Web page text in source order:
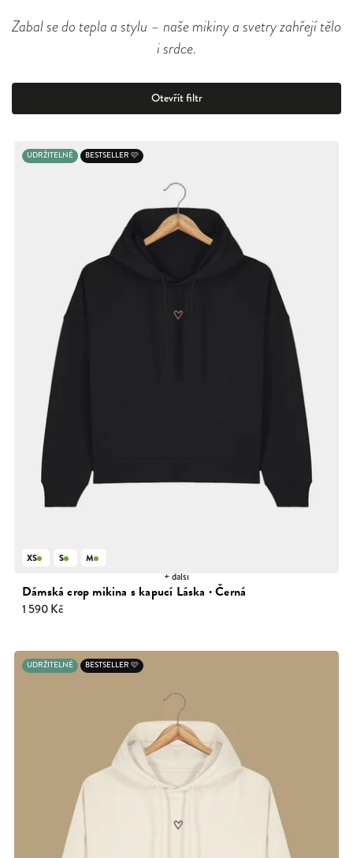
Zabal se do tepla a stylu – naše mikiny a svetry zahřejí tělo
i srdce.
Otevřít filtr
UDRŽITELNÉ BESTSELLER 🩷
Dámská crop mikina s kapucí Láska · Černá
1 590 Kč
XS S M
+ další
UDRŽITELNÉ BESTSELLER 🩷